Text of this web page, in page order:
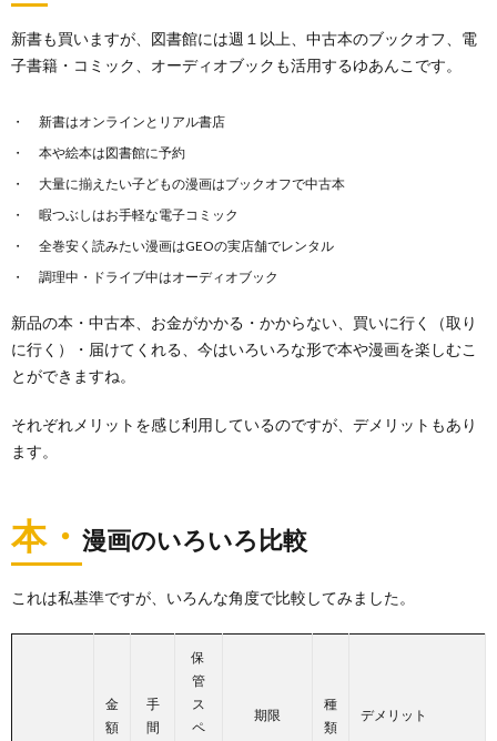
新書も買いますが、図書館には週１以上、中古本のブックオフ、電
子書籍・コミック、オーディオブックも活用するゆあんこです。
新書はオンラインとリアル書店
本や絵本は図書館に予約
大量に揃えたい子どもの漫画はブックオフで中古本
暇つぶしはお手軽な電子コミック
全巻安く読みたい漫画はGEOの実店舗でレンタル
調理中・ドライブ中はオーディオブック
新品の本・中古本、お金がかかる・かからない、買いに行く（取り
に行く）・届けてくれる、今はいろいろな形で本や漫画を楽しむこ
とができますね。
それぞれメリットを感じ利用しているのですが、デメリットもあり
ます。
本・ 漫画のいろいろ比較
これは私基準ですが、いろんな角度で比較してみました。
金
額
手
間
保
管
ス
ペ
期限
種
類
デメリット